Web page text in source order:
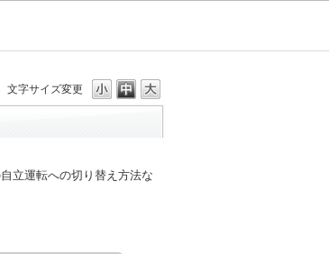
文字サイズ変更
立運転への切り替え方法な